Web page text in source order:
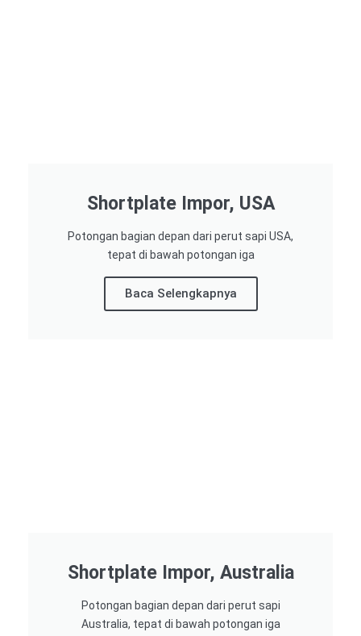
Shortplate Impor, USA
Potongan bagian depan dari perut sapi USA,
tepat di bawah potongan iga
Baca Selengkapnya
Shortplate Impor, Australia
Potongan bagian depan dari perut sapi
Australia, tepat di bawah potongan iga